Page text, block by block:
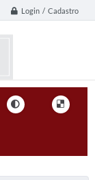
Login / Cadastro